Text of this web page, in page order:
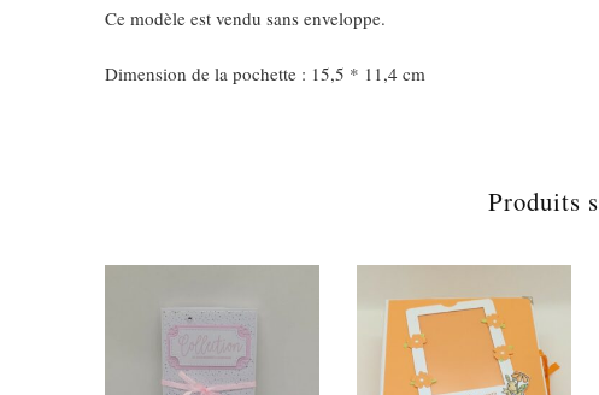
Ce modèle est vendu sans enveloppe.
Dimension de la pochette : 15,5 * 11,4 cm
Produits